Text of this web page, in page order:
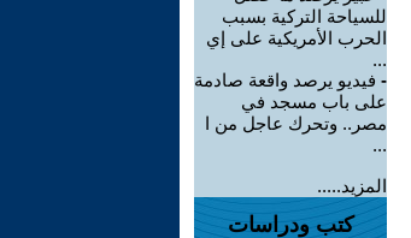
للسياحة التركية بسبب
الحرب الأمريكية على إي
...
- فيديو يرصد واقعة صادمة
على باب مسجد في
مصر.. وتحرك عاجل من ا
...
المزيد.....
كتب ودراسات